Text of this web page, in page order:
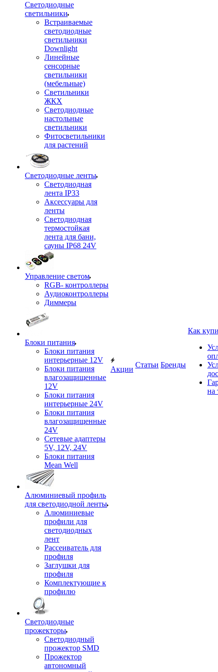
Светодиодные
светильники
Встраиваемые
светодиодные
светильники
Downlight
Линейные
сенсорные
светильники
(мебельные)
Светильники
ЖКХ
Светодиодные
настольные
светильники
Фитосветильники
для растений
Светодиодные ленты
Светодиодная
лента IP33
Аксессуары для
ленты
Светодиодная
термостойкая
лента для бани,
сауны IP68 24V
Управление светом
RGB- контроллеры
Аудиоконтроллеры
Диммеры
Блоки питания
Блоки питания
интерьерные 12V
Блоки питания
влагозащищенные
12V
Блоки питания
интерьерные 24V
Блоки питания
влагозащищенные
24V
Сетевые адаптеры
5V, 12V, 24V
Блоки питания
Mean Well
Алюминиевый профиль
для светодиодной ленты
Алюминиевые
профили для
светодиодных
лент
Рассеиватель для
профиля
Заглушки для
профиля
Комплектующие к
профилю
Светодиодные
прожекторы
Светодиодный
прожектор SMD
Прожектор
автономный
Акции
Статьи Бренды
Как
на